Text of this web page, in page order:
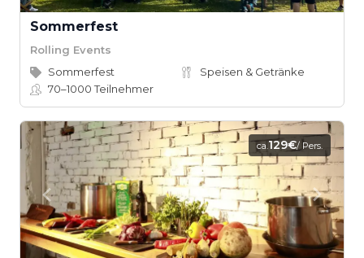
Sommerfest
Rolling Events
Sommerfest
Speisen & Getränke
70–1000Teilnehmer
ca.129€/ Pers.